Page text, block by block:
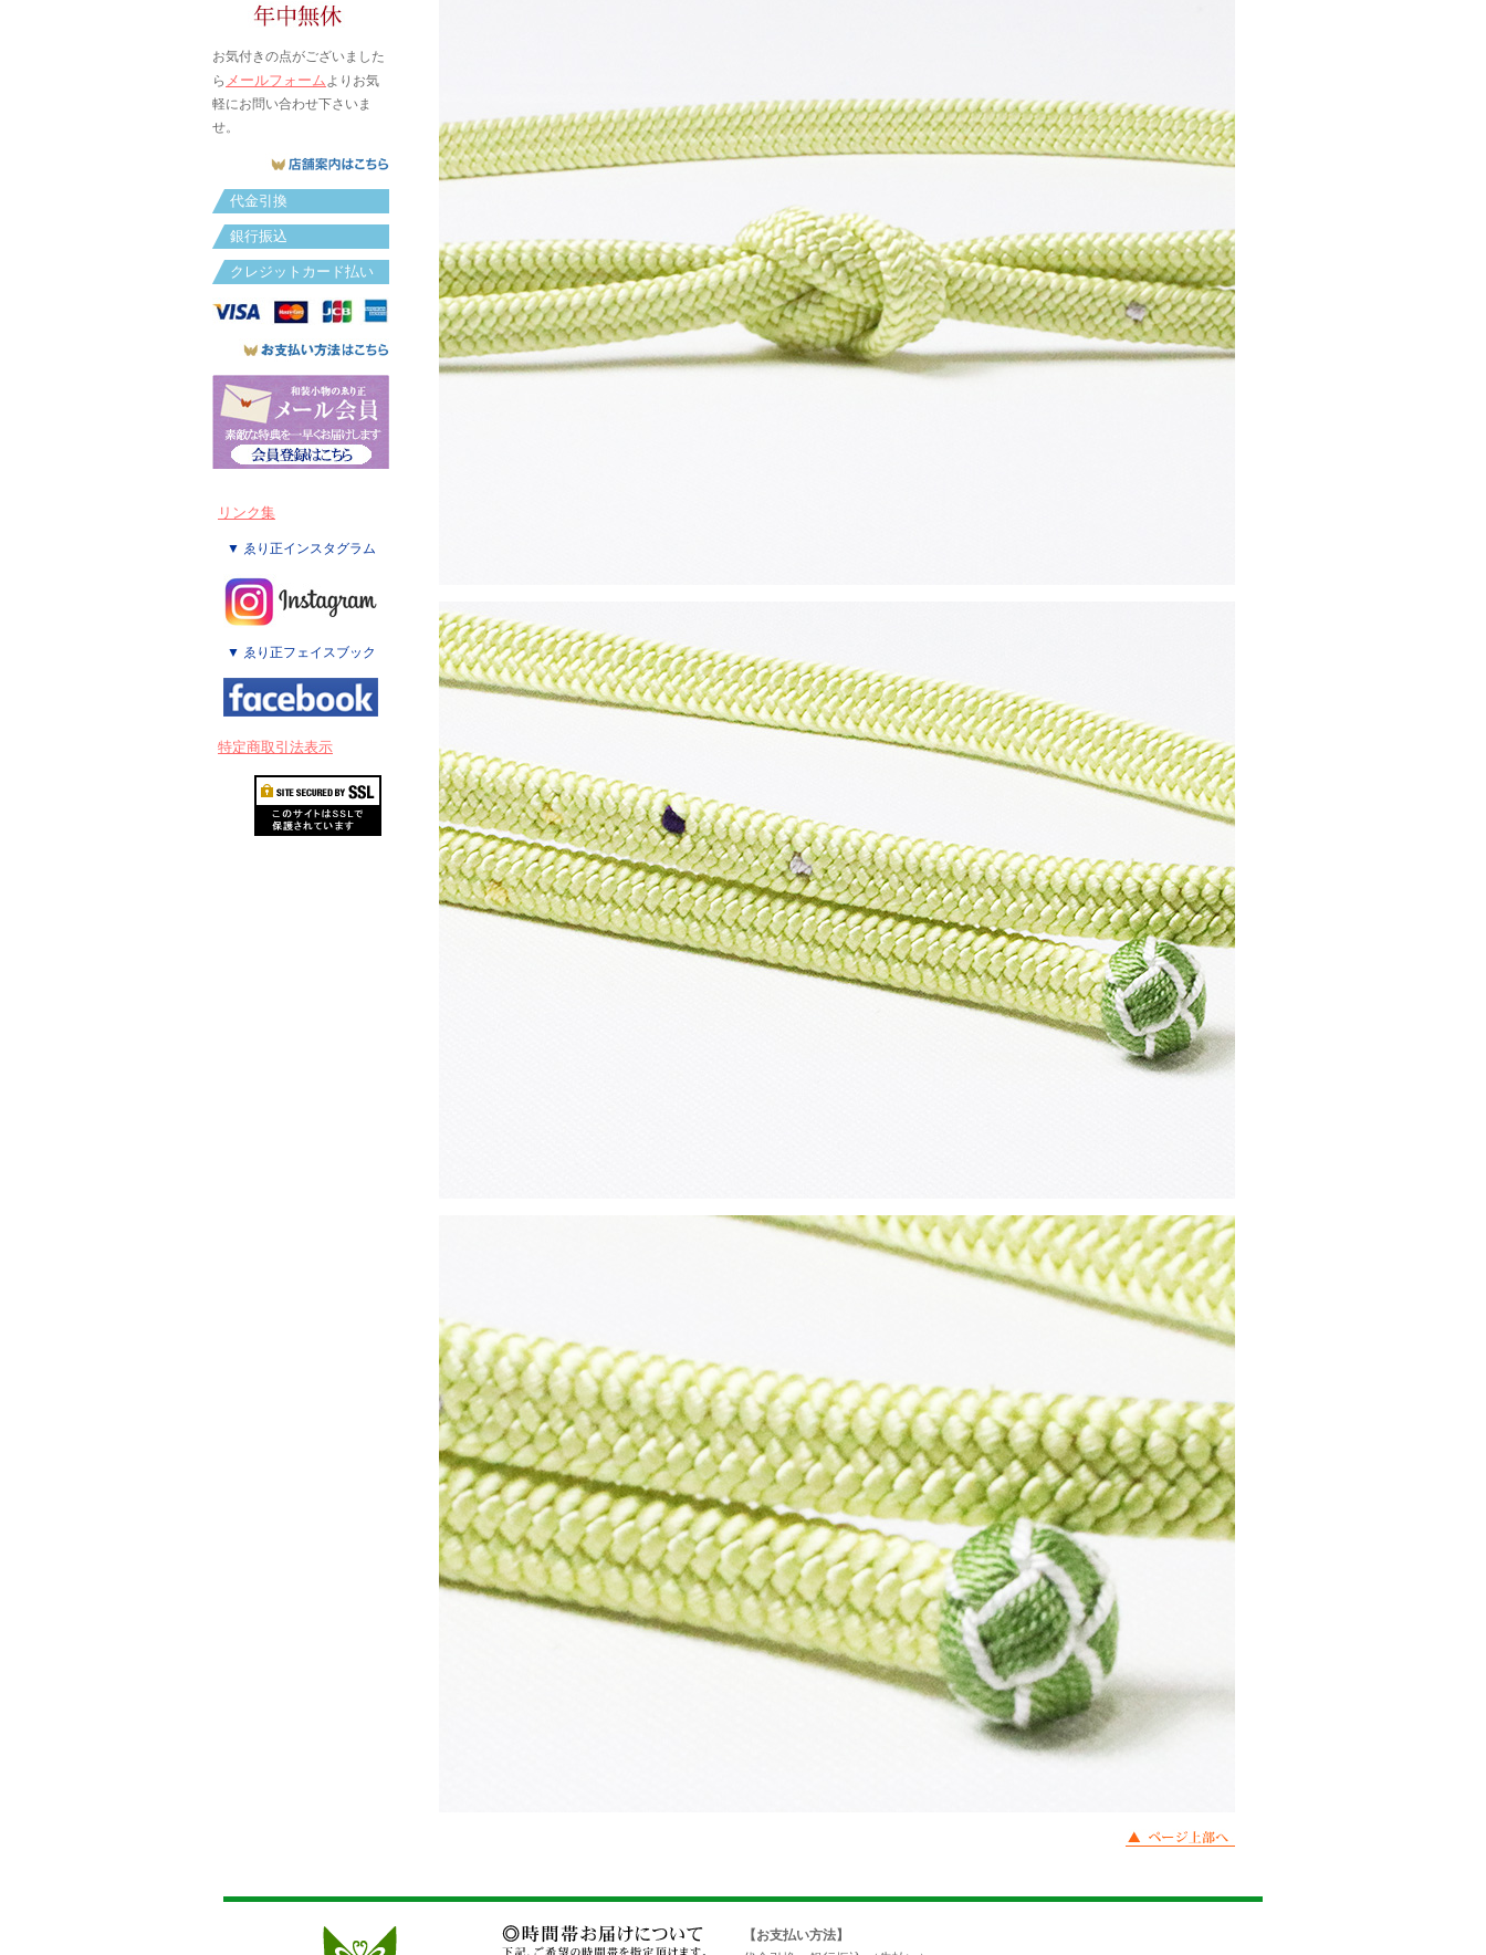
お気付きの点がございました
ら メールフォームよりお気
軽にお問い合わせ下さいま
せ。
代金引換
銀行振込
クレジットカード払い
リンク集
▼ ゑり正インスタグラム
▼ ゑり正フェイスブック
特定商取引法表示
【お支払い方法】